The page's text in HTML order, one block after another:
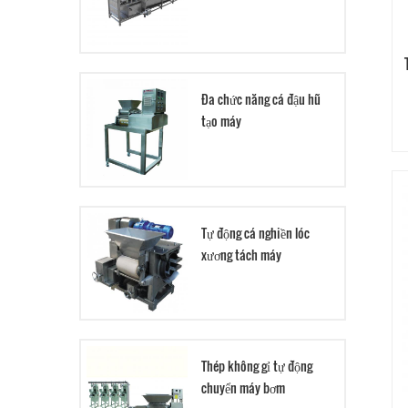
Đa chức năng cá đậu hũ
tạo máy
Tự động cá nghiền lóc
xương tách máy
Thép không gỉ tự động
chuyển máy bơm